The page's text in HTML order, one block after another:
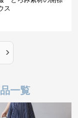
ス
›
一覧